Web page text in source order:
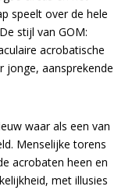
speelt over de hele
stijl van GOM:
acrobatische
jonge, aansprekende
waar als een van
Menselijke torens
acrobaten heen en
met illusies